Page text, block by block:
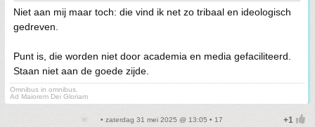
Niet aan mij maar toch: die vind ik net zo tribaal en ideologisch
gedreven.
Punt is, die worden niet door academia en media gefaciliteerd.
Staan niet aan de goede zijde.
Omnibus in omnibus.
Ad Maiorem Dei Gloriam
• zaterdag 31 mei 2025 @ 13:05 • 17